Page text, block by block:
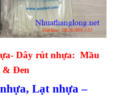
Dây rút nhựa: Mầu
& Đen
Lạt nhựa –